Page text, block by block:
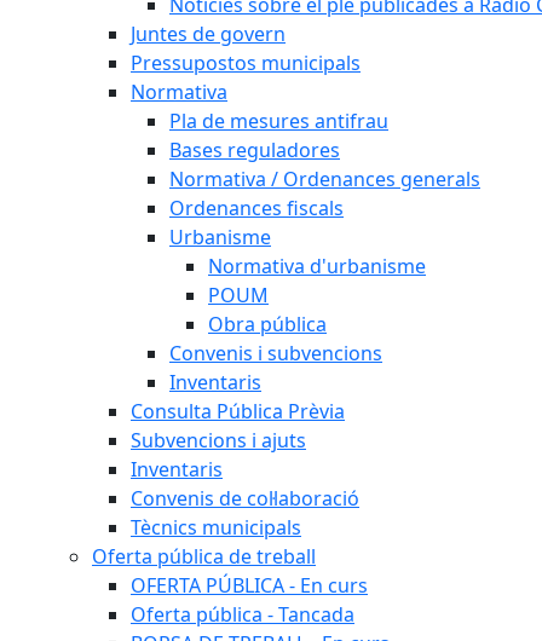
Juntes de govern
Pressupostos municipals
Normativa
Pla de mesures antifrau
Bases reguladores
Normativa / Ordenances generals
Ordenances fiscals
Urbanisme
Normativa d'urbanisme
POUM
Obra pública
Convenis i subvencions
Inventaris
Consulta Pública Prèvia
Subvencions i ajuts
Inventaris
Convenis de col·laboració
Tècnics municipals
Oferta pública de treball
OFERTA PÚBLICA - En curs
Oferta pública - Tancada